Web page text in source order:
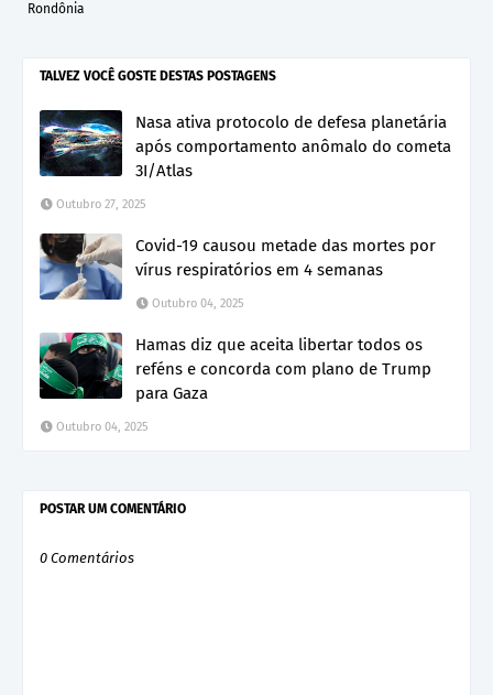
Rondônia
TALVEZ VOCÊ GOSTE DESTAS POSTAGENS
Nasa ativa protocolo de defesa planetária
após comportamento anômalo do cometa
3I/Atlas
Outubro 27, 2025
Covid-19 causou metade das mortes por
vírus respiratórios em 4 semanas
Outubro 04, 2025
Hamas diz que aceita libertar todos os
reféns e concorda com plano de Trump
para Gaza
Outubro 04, 2025
POSTAR UM COMENTÁRIO
0 Comentários